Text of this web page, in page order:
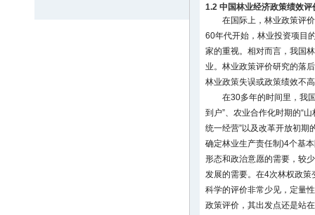
1.2 中国林业经济政策绩效评
在国际上，林业政策评
60年代开始，林业投资项目
家的重视。相对而言，我国
业。林业政策评价研究的落
林业政策失误或政策绩效不
在30多年的时间里，我
到户”、农业合作化时期的“
统一经营”以及改革开放初期
确定林业生产责任制)4个基
形态和政治意愿的需要，较
发展的需要。在4次林权政
科学的评价非常少见，定量
政策评价，其出发点还是站